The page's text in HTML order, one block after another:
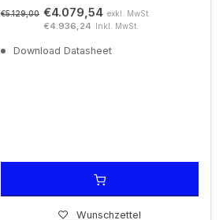
€5.129,00 €4.079,54 exkl. MwSt.
€4.936,24 Inkl. MwSt.
Download Datasheet
Wunschzettel